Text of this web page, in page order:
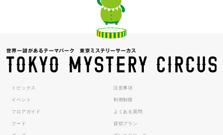
トピックス
イベント
フロアガイド
フード
注意事項
利用制限
よくある質問
貸切プラン